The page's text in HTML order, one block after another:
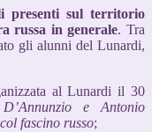
presenti sul territorio
russa in generale. Tra
gli alunni del Lunardi,
al Lunardi il 30
e Antonio
fascino russo;